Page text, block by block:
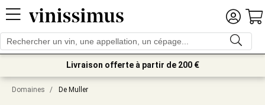
Livraison offerte à partir de 200 €
Domaines / De Muller